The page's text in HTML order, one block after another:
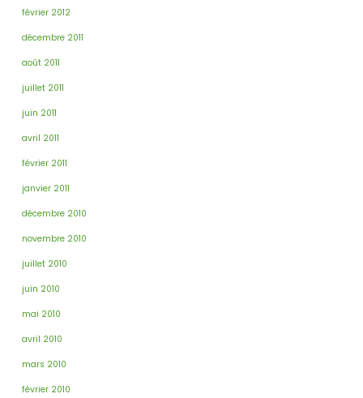
février 2012
décembre 2011
août 2011
juillet 2011
juin 2011
avril 2011
février 2011
janvier 2011
décembre 2010
novembre 2010
juillet 2010
juin 2010
mai 2010
avril 2010
mars 2010
février 2010